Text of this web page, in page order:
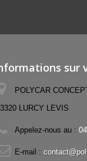
sur
POLYCAR
LURCY LEVIS
Appelez-nous au :
E-mail :